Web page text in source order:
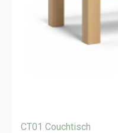
CT01 Couchtisch